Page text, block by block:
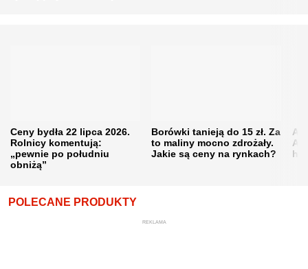
Ceny bydła 22 lipca 2026.
Rolnicy komentują:
„pewnie po południu
obniżą”
Borówki tanieją do 15 zł. Za
to maliny mocno zdrożały.
Jakie są ceny na rynkach?
POLECANE PRODUKTY
REKLAMA